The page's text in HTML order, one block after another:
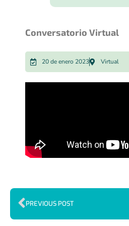
Conversatorio Virtual
20 de enero 2023 Virtual
PREVIOUS POST